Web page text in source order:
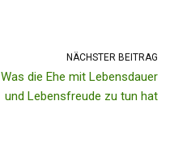
NÄCHSTER BEITRAG
Was die Ehe mit Lebensdauer
und Lebensfreude zu tun hat